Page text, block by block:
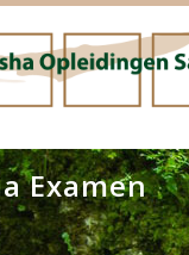
Examen